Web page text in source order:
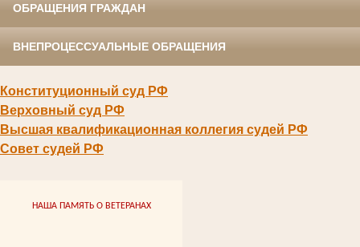
ОБРАЩЕНИЯ ГРАЖДАН
ВНЕПРОЦЕССУАЛЬНЫЕ ОБРАЩЕНИЯ
Конституционный суд РФ
Верховный суд РФ
Высшая квалификационная коллегия судей РФ
Совет судей РФ
НАША ПАМЯТЬ О ВЕТЕРАНАХ